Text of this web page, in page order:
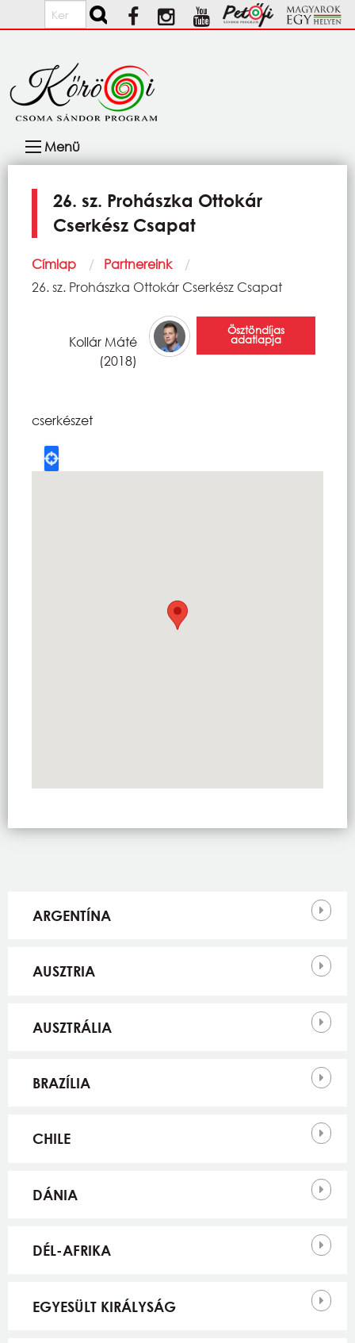
Ugrás a tartalomra
Keresés
navigáció
Menü
26. sz. Prohászka Ottokár
Cserkész Csapat
Morzsa
Címlap
Partnereink
Current:
26. sz. Prohászka Ottokár Cserkész Csapat
Kollár Máté
(2018)
Ösztöndíjas
adatlapja
cserkészet
Országok
ARGENTÍNA
AUSZTRIA
AUSZTRÁLIA
BRAZÍLIA
CHILE
DÁNIA
DÉL-AFRIKA
EGYESÜLT KIRÁLYSÁG